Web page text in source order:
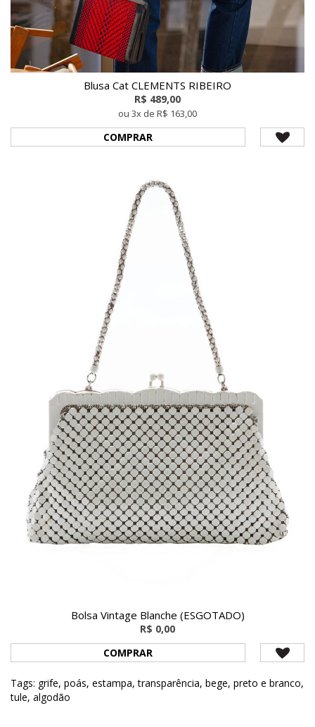
Blusa Cat CLEMENTS RIBEIRO
R$ 489,00
ou 3x de R$ 163,00
COMPRAR
Bolsa Vintage Blanche (ESGOTADO)
R$ 0,00
COMPRAR
Tags: grife, poás, estampa,transparência, bege, preto e branco,
tule, algodão